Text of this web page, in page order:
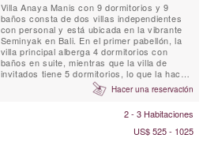
Villa Anaya Manis con 9 dormitorios y 9
baños consta de dos villas independientes
con personal y está ubicada en la vibrante
Seminyak en Bali. En el primer pabellón, la
villa principal alberga 4 dormitorios con
baños en suite, mientras que la villa de
invitados tiene 5 dormitorios, lo que la hace
ideal para vacaciones con grupos grandes
de hasta 18 adultos y 4 niños. Los interiores
de detalles naturales, creando un ambiente
Hacer una reservación
2 - 3 Habitaciones
US$ 525 - 1025